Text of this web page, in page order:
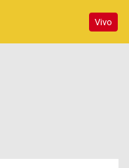
Vivo